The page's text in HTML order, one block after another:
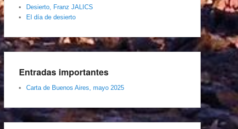
Desierto, Franz JALICS
El día de desierto
Entradas importantes
Carta de Buenos Aires, mayo 2025